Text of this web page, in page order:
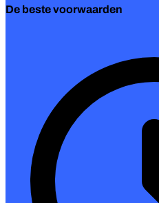
De beste voorwaarden